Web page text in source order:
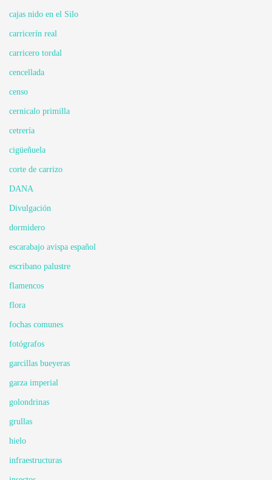
cajas nido en el Silo
carricerín real
carricero tordal
cencellada
censo
cernicalo primilla
cetrería
cigüeñuela
corte de carrizo
DANA
Divulgación
dormidero
escarabajo avispa español
escribano palustre
flamencos
flora
fochas comunes
fotógrafos
garcillas bueyeras
garza imperial
golondrinas
grullas
hielo
infraestructuras